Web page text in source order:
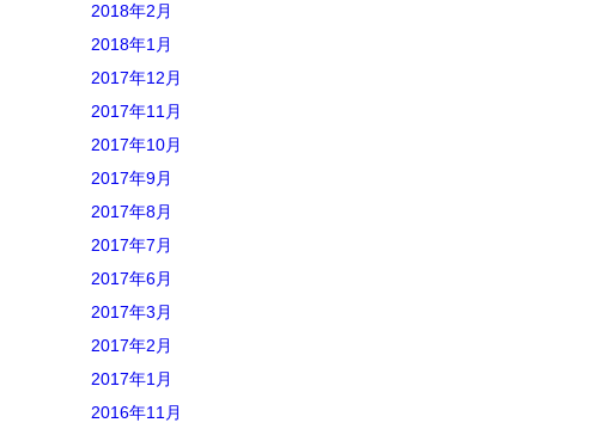
2018年2月
2018年1月
2017年12月
2017年11月
2017年10月
2017年9月
2017年8月
2017年7月
2017年6月
2017年3月
2017年2月
2017年1月
2016年11月